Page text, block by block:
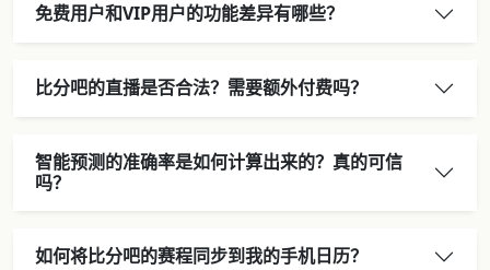
免费用户和VIP用户的功能差异有哪些？
比分吧的直播是否合法？需要额外付费吗？
智能预测的准确率是如何计算出来的？真的可信
吗？
如何将比分吧的赛程同步到我的手机日历？